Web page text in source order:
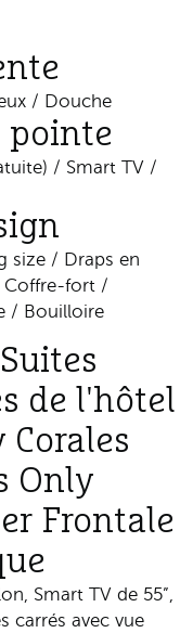
/ Douche
pointe
/ Smart TV /
size / Draps en
Coffre-fort /
/ Bouilloire
de l'hôtel
Only
Frontale
Smart TV de 55”,
carrés avec vue